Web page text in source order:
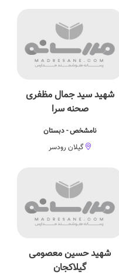
شهید سید جمال مظفری
صحنه سرا
نامشخص - دبستان
گیلان رودسر
شهید حسین معصومی
گیلاکجان